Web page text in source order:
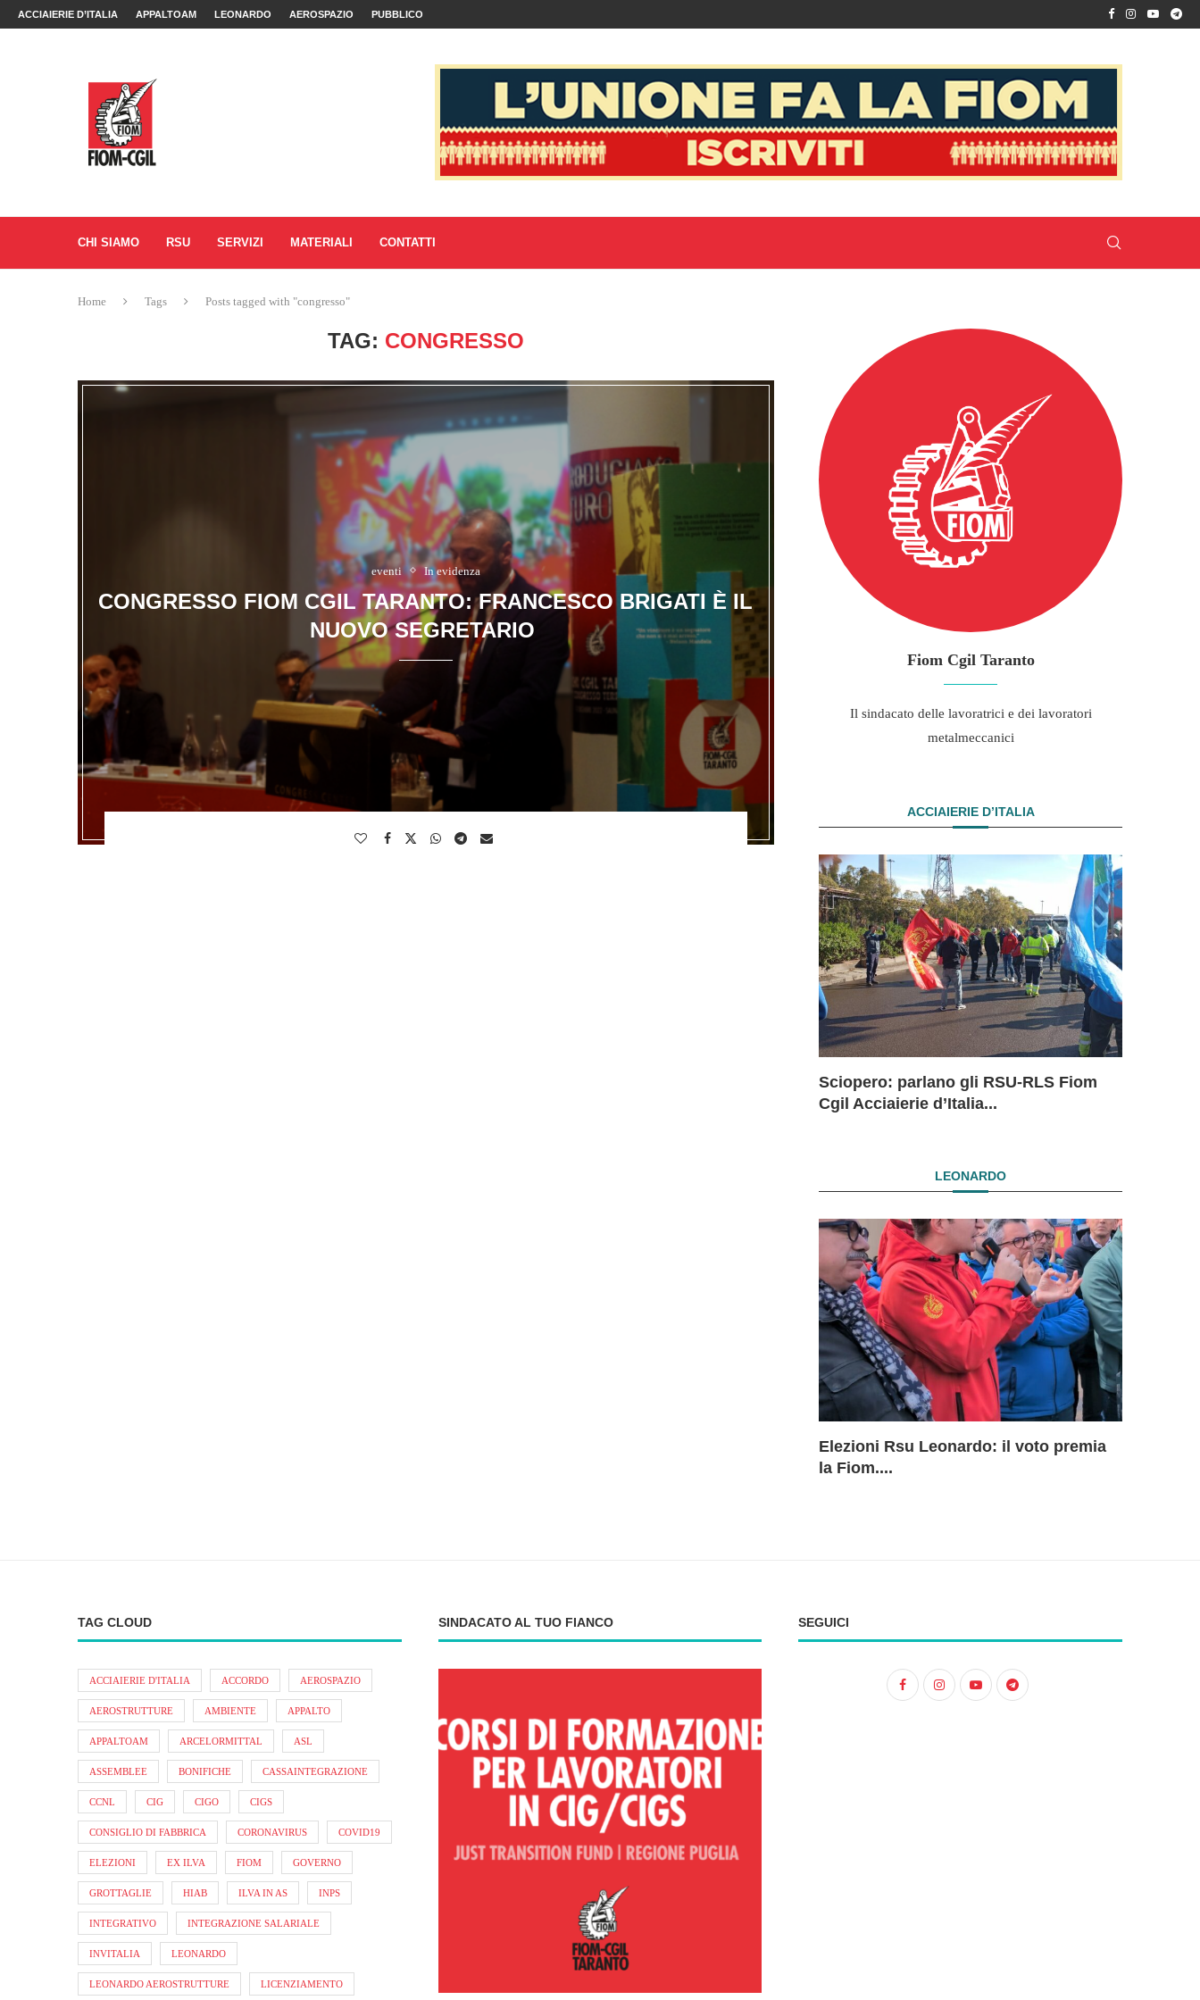
ACCIAIERIE D’ITALIA APPALTOAM LEONARDO AEROSPAZIO PUBBLICO
CHI SIAMO RSU SERVIZI MATERIALI CONTATTI
Home Tags Posts tagged with "congresso"
TAG: CONGRESSO
eventi In evidenza
CONGRESSO FIOM CGIL TARANTO: FRANCESCO BRIGATI È IL
NUOVO SEGRETARIO
Fiom Cgil Taranto
Il sindacato delle lavoratrici e dei lavoratori
metalmeccanici
ACCIAIERIE D’ITALIA
Sciopero: parlano gli RSU-RLS Fiom
Cgil Acciaierie d’Italia...
LEONARDO
Elezioni Rsu Leonardo: il voto premia
la Fiom....
TAG CLOUD
ACCIAIERIE D'ITALIA ACCORDO AEROSPAZIO
AEROSTRUTTURE AMBIENTE APPALTO
APPALTOAM ARCELORMITTAL ASL
ASSEMBLEE BONIFICHE CASSAINTEGRAZIONE
CCNL CIG CIGO CIGS
CONSIGLIO DI FABBRICA CORONAVIRUS COVID19
ELEZIONI EX ILVA FIOM GOVERNO
GROTTAGLIE HIAB ILVA IN AS INPS
INTEGRATIVO INTEGRAZIONE SALARIALE
INVITALIA LEONARDO
LEONARDO AEROSTRUTTURE LICENZIAMENTO
SINDACATO AL TUO FIANCO SEGUICI